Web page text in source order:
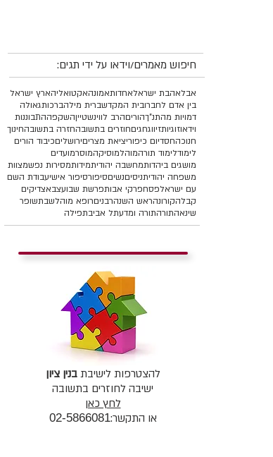
חיפוש מאמרים/וידאו על ידי תגים:
אבלאהבת ישראלאחדותאמונהאקטואליהארץ ישראל
בין אדם לחברובית המקדשברית מילהברכותגאולה
דמויות מהתנ"ךהוריםהרב לווינשטייןהשקפההתבוננות
וידאוזוגיותזיווגחגיםחוזרים בתשובהחזרה בתשובהחינוך
חנוכהחסדיום כיפוריציאת מצריםירושליםכיבוד הורים
לימודלימוד תורהמוהלמוסיקהמוסרמועדים
מושגים ביהדותמחשבה יהודיתמידותמסירות נפשמצוות
משפחה יהודיתניסיםנשיםסיפורסיפור אישיעבודת השם
עם ישראלפסחפרקי אבותפרשת שבועצבאצדיקים
קבלהקורונהראש השנהרבניםרופא מוהלשבתשופר
שינאהתורהתורה ומדעתל אביבתפילה
להצטרפות לישיבתבנין ציון
ישיבה לחוזרים בתשובה
לחץ כאן
או התקשר:02-5866081